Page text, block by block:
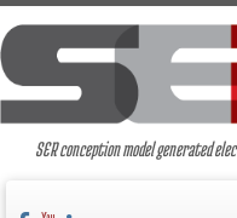
SER conception model generated